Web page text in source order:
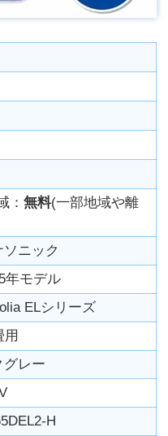
：無料(一部地域や離
ニック
年モデル
ELシリーズ
用
グレー
H